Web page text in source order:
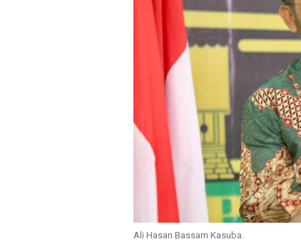
Ali Hasan Bassam Kasuba.